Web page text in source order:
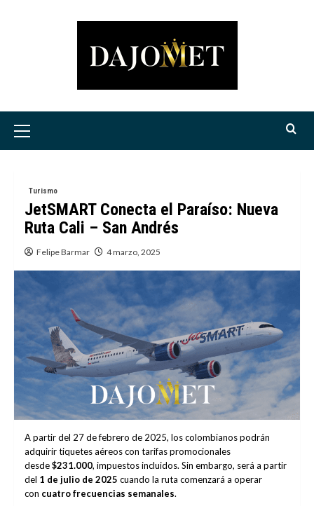
Menú
Turismo
JetSMART Conecta el Paraíso: Nueva
Ruta Cali – San Andrés
Felipe Barmar 4 marzo, 2025
A partir del 27 de febrero de 2025, los colombianos podrán
adquirir tiquetes aéreos con tarifas promocionales
desde$231.000, impuestos incluidos. Sin embargo, será a partir
del 1 de julio de 2025 cuando la ruta comenzará a operar
con cuatro frecuencias semanales.